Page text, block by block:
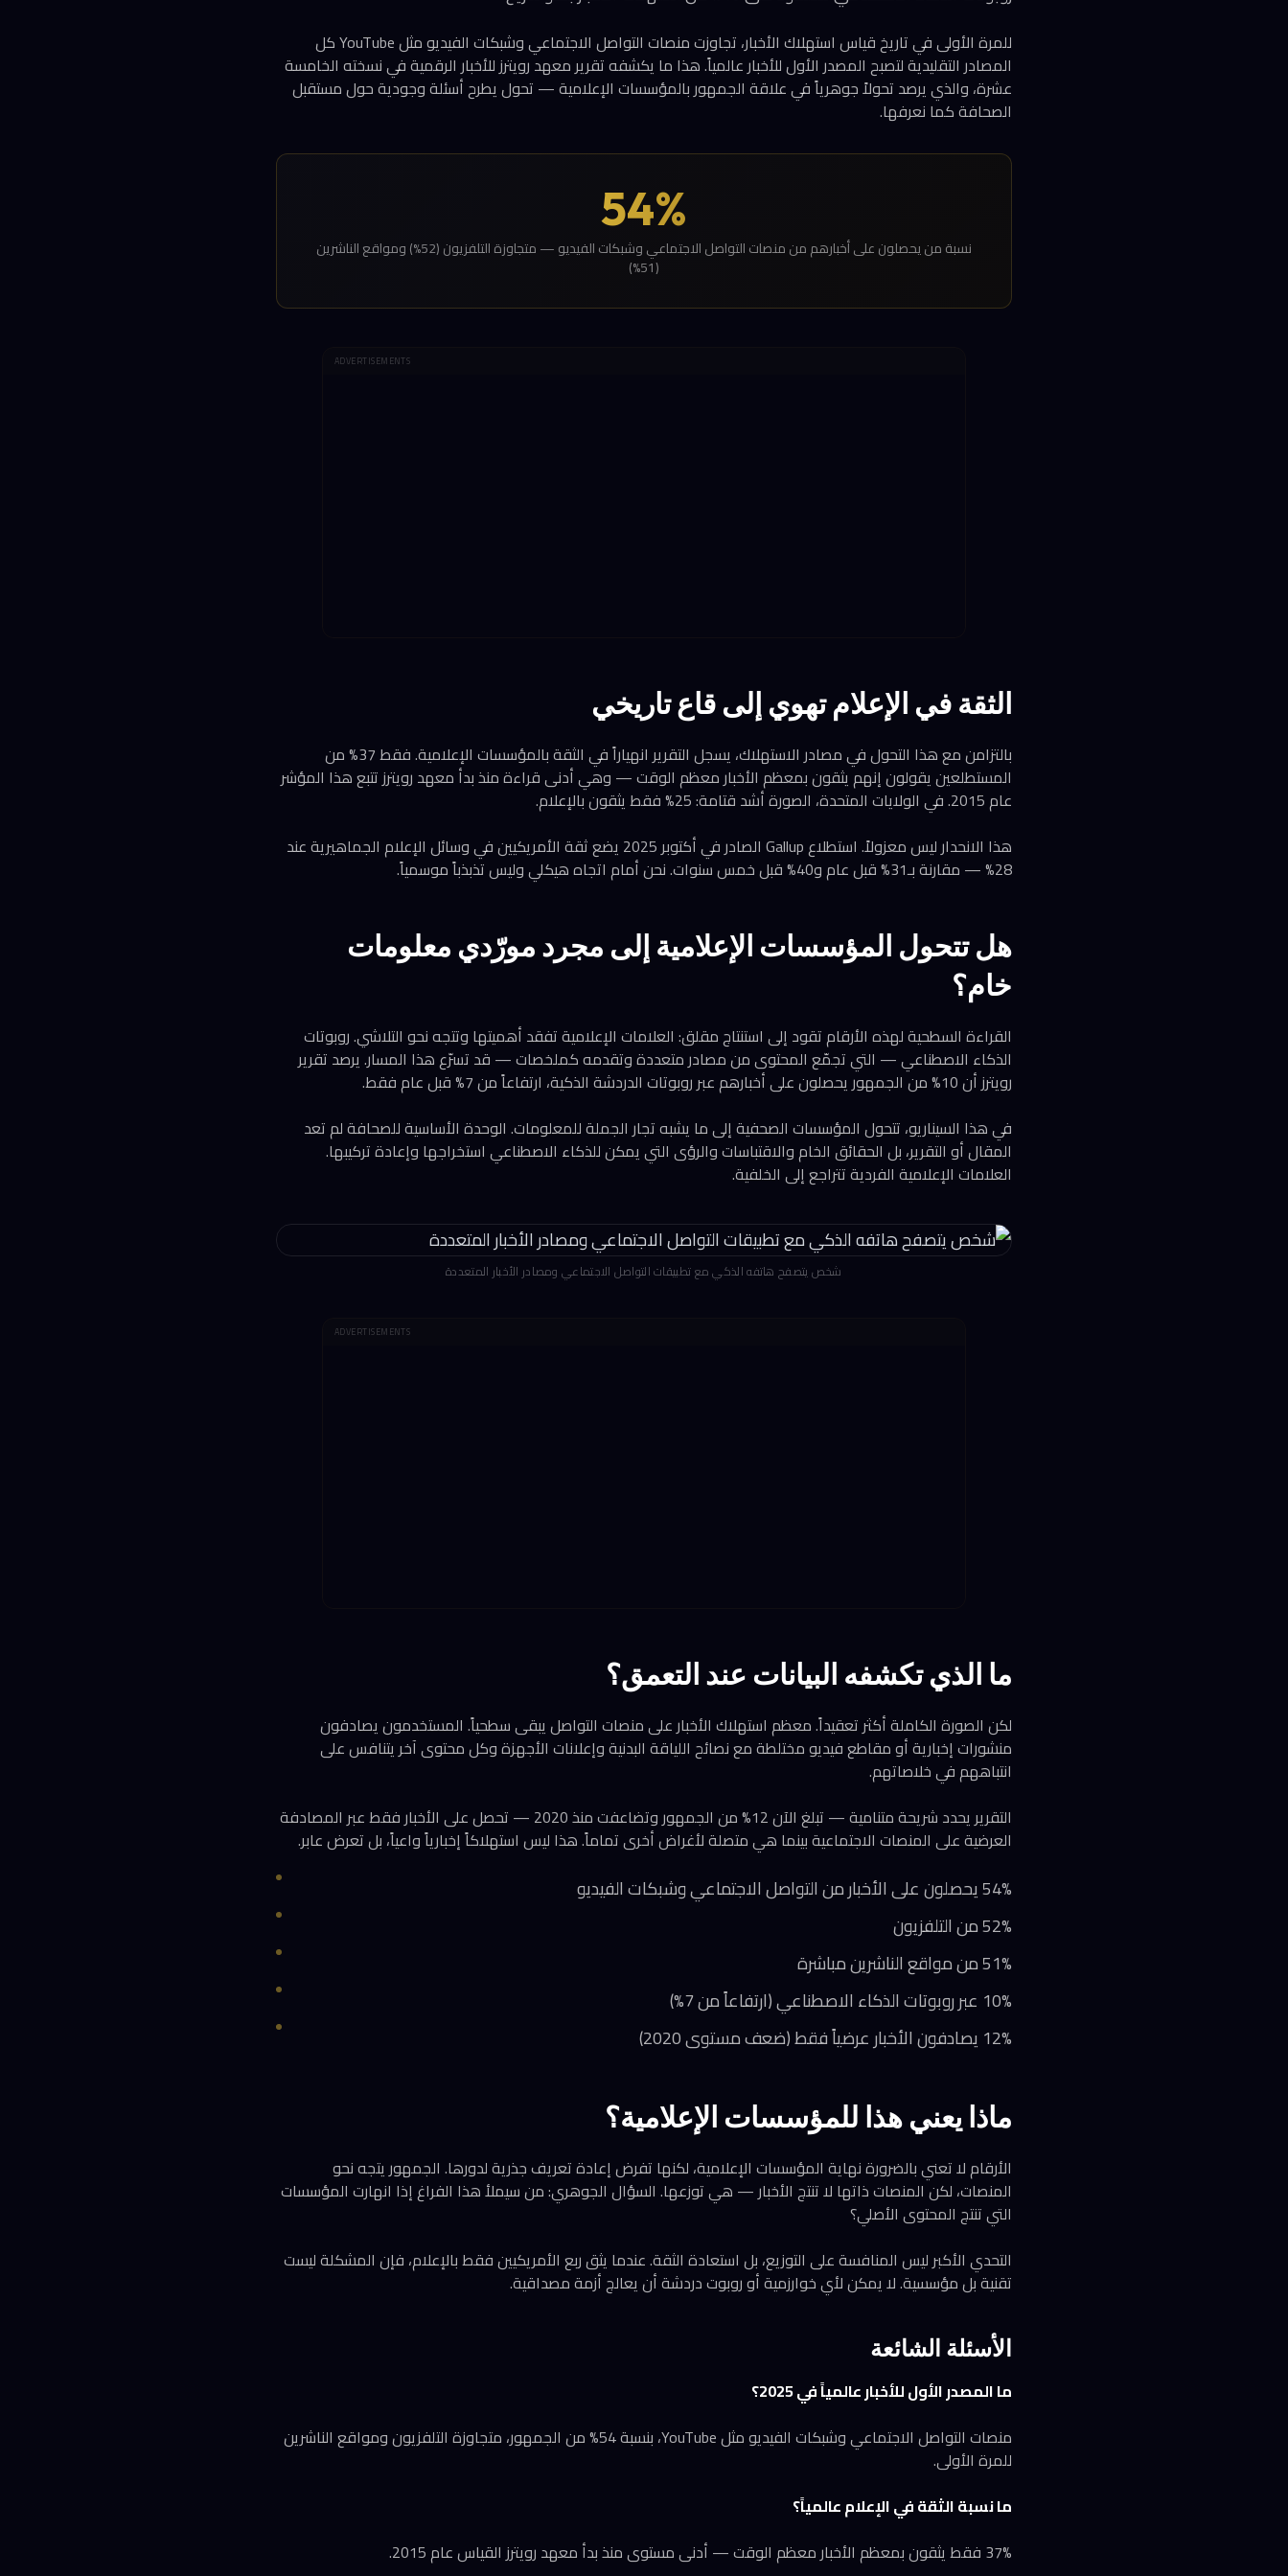
للمرة الأولى في تاريخ قياس استهلاك الأخبار، تجاوزت منصات التواصل الاجتماعي وشبكات الفيديو مثل YouTube كل
المصادر التقليدية لتصبح المصدر الأول للأخبار عالمياً. هذا ما يكشفه تقرير معهد رويترز للأخبار الرقمية في نسخته الخامسة
عشرة، والذي يرصد تحولاً جوهرياً في علاقة الجمهور بالمؤسسات الإعلامية — تحول يطرح أسئلة وجودية حول مستقبل
الصحافة كما نعرفها.
54%
نسبة من يحصلون على أخبارهم من منصات التواصل الاجتماعي وشبكات الفيديو — متجاوزة التلفزيون (52%) ومواقع الناشرين
(51%)
ADVERTISEMENTS
الثقة في الإعلام تهوي إلى قاع تاريخي
بالتزامن مع هذا التحول في مصادر الاستهلاك، يسجل التقرير انهياراً في الثقة بالمؤسسات الإعلامية. فقط 37% من
المستطلعين يقولون إنهم يثقون بمعظم الأخبار معظم الوقت — وهي أدنى قراءة منذ بدأ معهد رويترز تتبع هذا المؤشر
عام 2015. في الولايات المتحدة، الصورة أشد قتامة: 25% فقط يثقون بالإعلام.
هذا الانحدار ليس معزولاً. استطلاع Gallup الصادر في أكتوبر 2025 يضع ثقة الأمريكيين في وسائل الإعلام الجماهيرية عند
28% — مقارنة بـ31% قبل عام و40% قبل خمس سنوات. نحن أمام اتجاه هيكلي وليس تذبذباً موسمياً.
هل تتحول المؤسسات الإعلامية إلى مجرد مورّدي معلومات
خام؟
القراءة السطحية لهذه الأرقام تقود إلى استنتاج مقلق: العلامات الإعلامية تفقد أهميتها وتتجه نحو التلاشي. روبوتات
الذكاء الاصطناعي — التي تجمّع المحتوى من مصادر متعددة وتقدمه كملخصات — قد تسرّع هذا المسار. يرصد تقرير
رويترز أن 10% من الجمهور يحصلون على أخبارهم عبر روبوتات الدردشة الذكية، ارتفاعاً من 7% قبل عام فقط.
في هذا السيناريو، تتحول المؤسسات الصحفية إلى ما يشبه تجار الجملة للمعلومات. الوحدة الأساسية للصحافة لم تعد
المقال أو التقرير، بل الحقائق الخام والاقتباسات والرؤى التي يمكن للذكاء الاصطناعي استخراجها وإعادة تركيبها.
العلامات الإعلامية الفردية تتراجع إلى الخلفية.
شخص يتصفح هاتفه الذكي مع تطبيقات التواصل الاجتماعي ومصادر الأخبار المتعددة
ADVERTISEMENTS
ما الذي تكشفه البيانات عند التعمق؟
لكن الصورة الكاملة أكثر تعقيداً. معظم استهلاك الأخبار على منصات التواصل يبقى سطحياً. المستخدمون يصادفون
منشورات إخبارية أو مقاطع فيديو مختلطة مع نصائح اللياقة البدنية وإعلانات الأجهزة وكل محتوى آخر يتنافس على
انتباههم في خلاصاتهم.
التقرير يحدد شريحة متنامية — تبلغ الآن 12% من الجمهور وتضاعفت منذ 2020 — تحصل على الأخبار فقط عبر المصادفة
العرضية على المنصات الاجتماعية بينما هي متصلة لأغراض أخرى تماماً. هذا ليس استهلاكاً إخبارياً واعياً، بل تعرض عابر.
54% يحصلون على الأخبار من التواصل الاجتماعي وشبكات الفيديو
52% من التلفزيون
51% من مواقع الناشرين مباشرة
10% عبر روبوتات الذكاء الاصطناعي (ارتفاعاً من 7%)
12% يصادفون الأخبار عرضياً فقط (ضعف مستوى 2020)
ماذا يعني هذا للمؤسسات الإعلامية؟
الأرقام لا تعني بالضرورة نهاية المؤسسات الإعلامية، لكنها تفرض إعادة تعريف جذرية لدورها. الجمهور يتجه نحو
المنصات، لكن المنصات ذاتها لا تنتج الأخبار — هي توزعها. السؤال الجوهري: من سيملأ هذا الفراغ إذا انهارت المؤسسات
التي تنتج المحتوى الأصلي؟
التحدي الأكبر ليس المنافسة على التوزيع، بل استعادة الثقة. عندما يثق ربع الأمريكيين فقط بالإعلام، فإن المشكلة ليست
تقنية بل مؤسسية. لا يمكن لأي خوارزمية أو روبوت دردشة أن يعالج أزمة مصداقية.
الأسئلة الشائعة
ما المصدر الأول للأخبار عالمياً في 2025؟
منصات التواصل الاجتماعي وشبكات الفيديو مثل YouTube، بنسبة 54% من الجمهور، متجاوزة التلفزيون ومواقع الناشرين
للمرة الأولى.
ما نسبة الثقة في الإعلام عالمياً؟
37% فقط يثقون بمعظم الأخبار معظم الوقت — أدنى مستوى منذ بدأ معهد رويترز القياس عام 2015.